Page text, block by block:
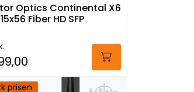
Optics Continental X6
Fiber HD SFP
prisen